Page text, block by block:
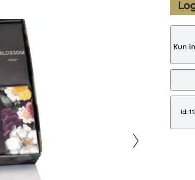
Kun
Id: